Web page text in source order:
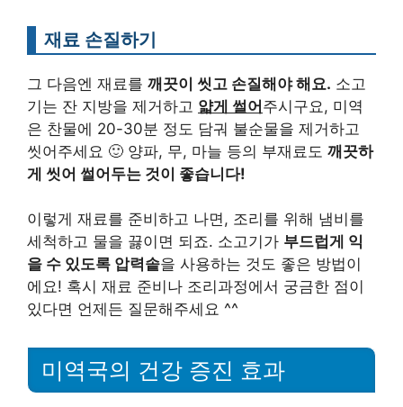
재료 손질하기
그 다음엔 재료를 깨끗이 씻고 손질해야 해요. 소고
기는 잔 지방을 제거하고 얇게 썰어주시구요, 미역
은 찬물에 20-30분 정도 담궈 불순물을 제거하고
씻어주세요 🙂 양파, 무, 마늘 등의 부재료도 깨끗하
게 씻어 썰어두는 것이 좋습니다!
이렇게 재료를 준비하고 나면, 조리를 위해 냄비를
세척하고 물을 끓이면 되죠. 소고기가 부드럽게 익
을 수 있도록 압력솥을 사용하는 것도 좋은 방법이
에요! 혹시 재료 준비나 조리과정에서 궁금한 점이
있다면 언제든 질문해주세요 ^^
미역국의 건강 증진 효과